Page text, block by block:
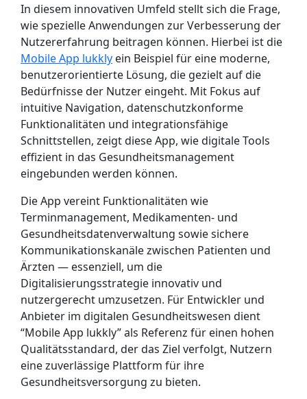
In diesem innovativen Umfeld stellt sich die Frage,
wie spezielle Anwendungen zur Verbesserung der
Nutzererfahrung beitragen können. Hierbei ist die
Mobile App lukkly ein Beispiel für eine moderne,
benutzerorientierte Lösung, die gezielt auf die
Bedürfnisse der Nutzer eingeht. Mit Fokus auf
intuitive Navigation, datenschutzkonforme
Funktionalitäten und integrationsfähige
Schnittstellen, zeigt diese App, wie digitale Tools
effizient in das Gesundheitsmanagement
eingebunden werden können.
Die App vereint Funktionalitäten wie
Terminmanagement, Medikamenten- und
Gesundheitsdatenverwaltung sowie sichere
Kommunikationskanäle zwischen Patienten und
Ärzten — essenziell, um die
Digitalisierungsstrategie innovativ und
nutzergerecht umzusetzen. Für Entwickler und
Anbieter im digitalen Gesundheitswesen dient
“Mobile App lukkly” als Referenz für einen hohen
Qualitätsstandard, der das Ziel verfolgt, Nutzern
eine zuverlässige Plattform für ihre
Gesundheitsversorgung zu bieten.